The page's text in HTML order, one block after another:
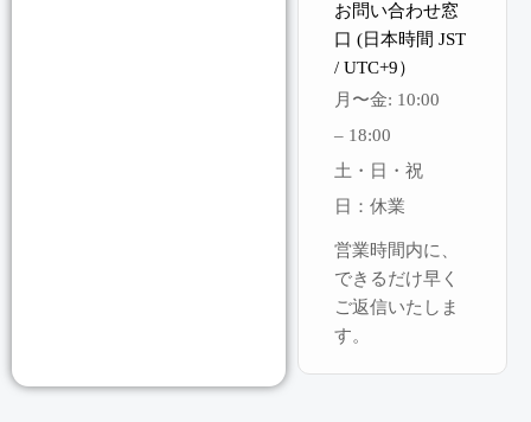
お問い合わせ窓
口 (日本時間 JST
/ UTC+9）
月〜金: 10:00
– 18:00
土・日・祝
日：休業
営業時間内に、
できるだけ早く
ご返信いたしま
す。